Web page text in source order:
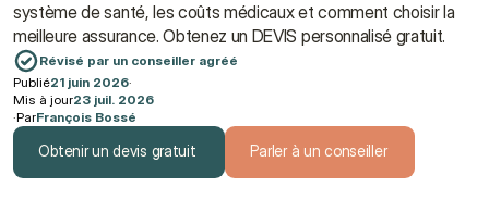
système de santé, les coûts médicaux et comment choisir la
meilleure assurance. Obtenez un DEVIS personnalisé gratuit.
Révisé par un conseiller agréé
Publié21 juin 2026·
Mis à jour23 juil. 2026
·ParFrançois Bossé
Obtenir un devis gratuit Parler à un conseiller